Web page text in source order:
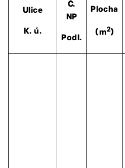
Ulice
K. ú.
Č.
NP
Podl.
Plocha
(m2)